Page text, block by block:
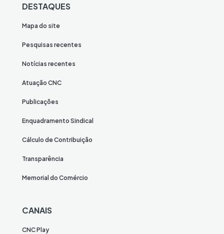
DESTAQUES
Mapa do site
Pesquisas recentes
Notícias recentes
Atuação CNC
Publicações
Enquadramento Sindical
Cálculo de Contribuição
Transparência
Memorial do Comércio
CANAIS
CNC Play